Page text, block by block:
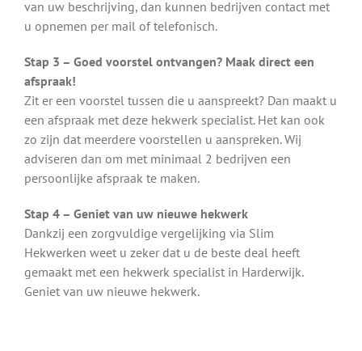
van uw beschrijving, dan kunnen bedrijven contact met
u opnemen per mail of telefonisch.
Stap 3 – Goed voorstel ontvangen? Maak direct een
afspraak!
Zit er een voorstel tussen die u aanspreekt? Dan maakt u
een afspraak met deze hekwerk specialist. Het kan ook
zo zijn dat meerdere voorstellen u aanspreken. Wij
adviseren dan om met minimaal 2 bedrijven een
persoonlijke afspraak te maken.
Stap 4 – Geniet van uw nieuwe hekwerk
Dankzij een zorgvuldige vergelijking via Slim
Hekwerken weet u zeker dat u de beste deal heeft
gemaakt met een hekwerk specialist in Harderwijk.
Geniet van uw nieuwe hekwerk.